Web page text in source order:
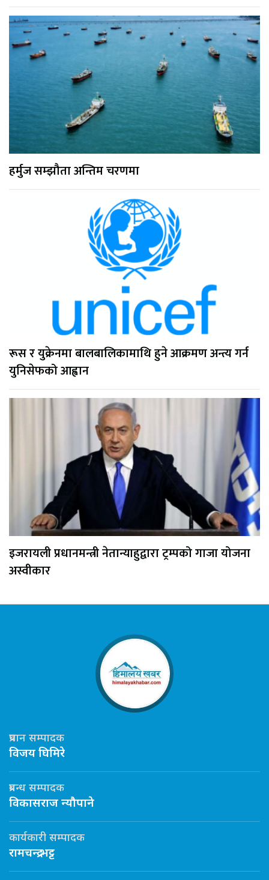
हर्मुज सम्झौता अन्तिम चरणमा
रूस र युक्रेनमा बालबालिकामाथि हुने आक्रमण अन्त्य गर्न
युनिसेफको आह्वान
इजरायली प्रधानमन्त्री नेतान्याहुद्वारा ट्रम्पको गाजा योजना
अस्वीकार
प्रधान सम्पादक
विजय घिमिरे
प्रबन्ध सम्पादक
विकासराज न्यौपाने
कार्यकारी सम्पादक
रामचन्द्र भट्ट